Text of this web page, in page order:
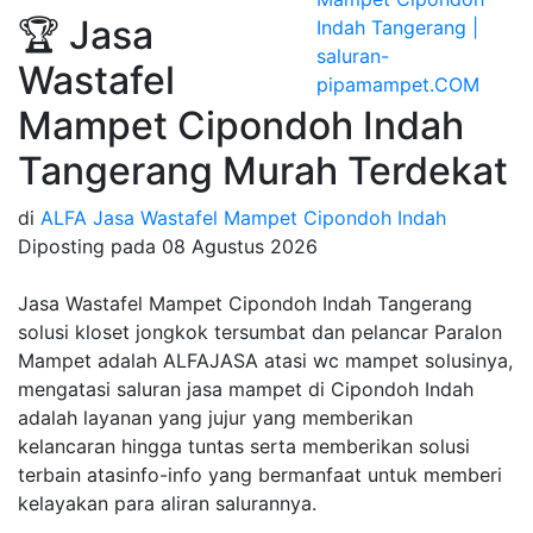
🏆 Jasa
Wastafel
Mampet Cipondoh Indah
Tangerang Murah Terdekat
di ALFA Jasa Wastafel Mampet Cipondoh Indah
Diposting pada 08 Agustus 2026
Jasa Wastafel Mampet Cipondoh Indah Tangerang
solusi kloset jongkok tersumbat dan pelancar Paralon
Mampet adalah ALFAJASA atasi wc mampet solusinya,
mengatasi saluran jasa mampet di Cipondoh Indah
adalah layanan yang jujur yang memberikan
kelancaran hingga tuntas serta memberikan solusi
terbain atasinfo-info yang bermanfaat untuk memberi
kelayakan para aliran salurannya.